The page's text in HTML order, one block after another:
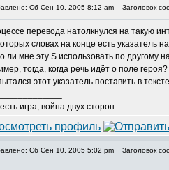
Сб Сен 10, 2005 8:12 am Заголовок
перевода натолкнулся на такую
словах на конце есть указатель
ли мне эту S использовать по другому
тогда, когда речь идёт о поле героя?
этот указатель поставить в
игра, война двух сторон
Сб Сен 10, 2005 5:02 pm Заголовок